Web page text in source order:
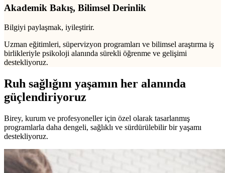
Akademik Bakış, Bilimsel Derinlik
Bilgiyi paylaşmak, iyileştirir.
Uzman eğitimleri, süpervizyon programları ve bilimsel araştırma iş
birlikleriyle psikoloji alanında sürekli öğrenme ve gelişimi
destekliyoruz.
Ruh sağlığını yaşamın her alanında
güçlendiriyoruz
Birey, kurum ve profesyoneller için özel olarak tasarlanmış
programlarla daha dengeli, sağlıklı ve sürdürülebilir bir yaşamı
destekliyoruz.